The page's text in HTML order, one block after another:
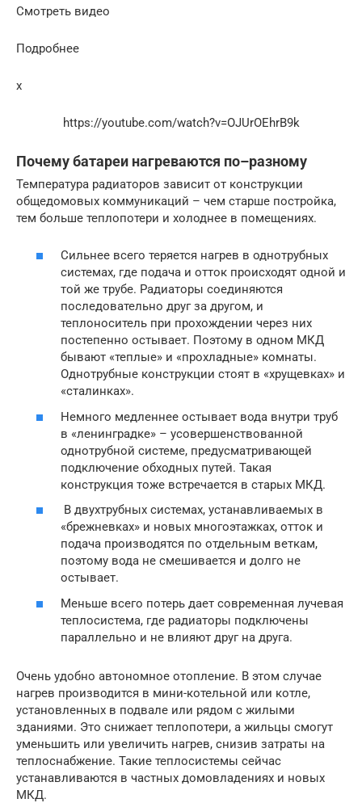
Смотреть видео
Подробнее
x
https://youtube.com/watch?v=OJUrOEhrB9k
Почему батареи нагреваются по–разному
Температура радиаторов зависит от конструкции
общедомовых коммуникаций – чем старше постройка,
тем больше теплопотери и холоднее в помещениях.
Сильнее всего теряется нагрев в однотрубных
системах, где подача и отток происходят одной и
той же трубе. Радиаторы соединяются
последовательно друг за другом, и
теплоноситель при прохождении через них
постепенно остывает. Поэтому в одном МКД
бывают «теплые» и «прохладные» комнаты.
Однотрубные конструкции стоят в «хрущевках» и
«сталинках».
Немного медленнее остывает вода внутри труб
в «ленинградке» – усовершенствованной
однотрубной системе, предусматривающей
подключение обходных путей. Такая
конструкция тоже встречается в старых МКД.
В двухтрубных системах, устанавливаемых в
«брежневках» и новых многоэтажках, отток и
подача производятся по отдельным веткам,
поэтому вода не смешивается и долго не
остывает.
Меньше всего потерь дает современная лучевая
теплосистема, где радиаторы подключены
параллельно и не влияют друг на друга.
Очень удобно автономное отопление. В этом случае
нагрев производится в мини-котельной или котле,
установленных в подвале или рядом с жилыми
зданиями. Это снижает теплопотери, а жильцы смогут
уменьшить или увеличить нагрев, снизив затраты на
теплоснабжение. Такие теплосистемы сейчас
устанавливаются в частных домовладениях и новых
МКД.